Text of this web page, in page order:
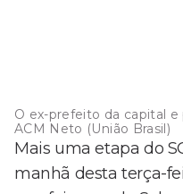
O ex-prefeito da capital
ACM Neto (União Brasil)
Mais uma etapa do
manhã desta terça-